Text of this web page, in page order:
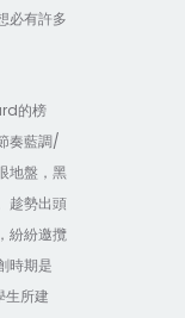
必有許多
的榜
奏藍調/
地盤，黑
趁勢出頭
紛紛邀攬
時期是
生所建